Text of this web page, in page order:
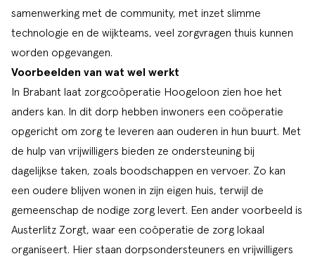
samenwerking met de community, met inzet slimme
technologie en de wijkteams, veel zorgvragen thuis kunnen
worden opgevangen.
Voorbeelden van wat wel werkt
In Brabant laat zorgcoöperatie Hoogeloon zien hoe het
anders kan. In dit dorp hebben inwoners een coöperatie
opgericht om zorg te leveren aan ouderen in hun buurt. Met
de hulp van vrijwilligers bieden ze ondersteuning bij
dagelijkse taken, zoals boodschappen en vervoer. Zo kan
een oudere blijven wonen in zijn eigen huis, terwijl de
gemeenschap de nodige zorg levert. Een ander voorbeeld is
Austerlitz Zorgt, waar een coöperatie de zorg lokaal
organiseert. Hier staan dorpsondersteuners en vrijwilligers